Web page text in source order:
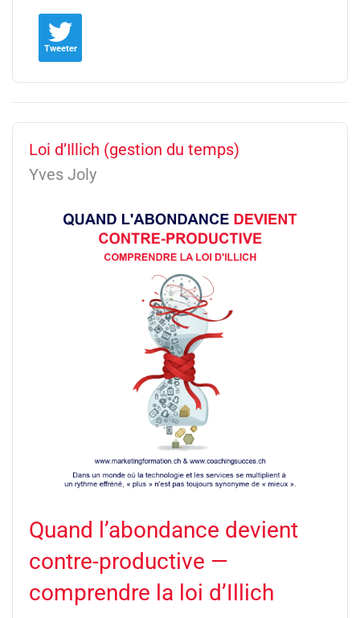
Tweeter
Loi d’Illich (gestion du temps)
Yves Joly
Quand l’abondance devient
contre-productive —
comprendre la loi d’Illich